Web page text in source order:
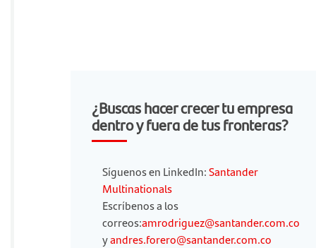
¿Buscas hacer crecer tu empresa
dentro y fuera de tus fronteras?
Síguenos en LinkedIn:Santander
Multinationals
Escríbenos a los
correos:amrodriguez@santander.com.co
yandres.forero@santander.com.co